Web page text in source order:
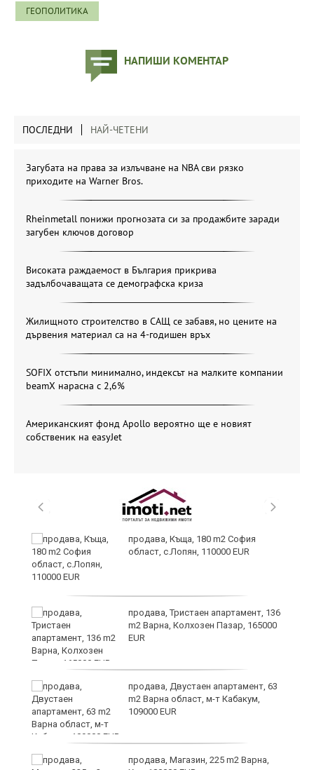
ГЕОПОЛИТИКА
НАПИШИ КОМЕНТАР
ПОСЛЕДНИ НАЙ-ЧЕТЕНИ
Загубата на права за излъчване на NBA сви рязко
приходите на Warner Bros.
Rheinmetall понижи прогнозата си за продажбите заради
загубен ключов договор
Високата раждаемост в България прикрива
задълбочаващата се демографска криза
Жилищното строителство в САЩ се забавя, но цените на
дървения материал са на 4-годишен връх
SOFIX отстъпи минимално, индексът на малките компании
beamX нарасна с 2,6%
Американският фонд Apollo вероятно ще е новият
собственик на easyJet
продава, Къща, 180 m2 София
област, с.Лопян, 110000 EUR
продава, Тристаен апартамент, 136
m2 Варна, Колхозен Пазар, 165000
EUR
продава, Двустаен апартамент, 63
m2 Варна област, м-т Кабакум,
109000 EUR
продава, Магазин, 225 m2 Варна,